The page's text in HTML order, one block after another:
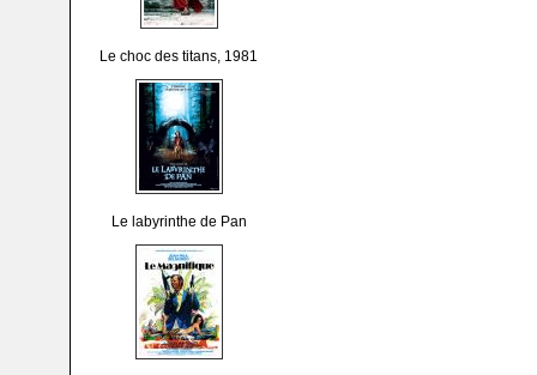
Le choc des titans, 1981
Le labyrinthe de Pan